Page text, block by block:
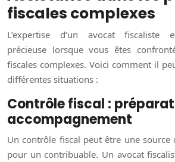
fiscales complexes
L’expertise d’un avocat fiscaliste
précieuse lorsque vous êtes
fiscales complexes. Voici comment il
différentes situations :
Contrôle fiscal :
accompagnement
Un contrôle fiscal peut être une source
pour un contribuable. Un avocat